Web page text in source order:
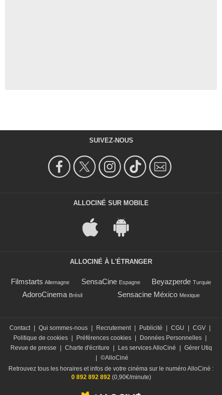
SUIVEZ-NOUS
ALLOCINÉ SUR MOBILE
ALLOCINÉ À L'ÉTRANGER
Filmstarts Allemagne SensaCine Espagne Beyazperde Turquie
AdoroCinema Brésil Sensacine México Mexique
Contact Qui sommes-nous Recrutement Publicité CGU CGV
Politique de cookies
Préférences cookies Données Personnelles
Revue de presse
Charte d'écriture Les services AlloCiné
Gérer Utiq
©AlloCiné
Retrouvez tous les horaires et infos de votre cinéma sur le numéro AlloCiné :
0 892 892 892(0,90€/minute)